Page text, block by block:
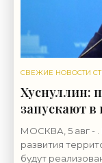
СВЕЖИЕ НОВОСТИ
Хуснуллин:
запускают в
МОСКВА, 5 авг -
развития
будут